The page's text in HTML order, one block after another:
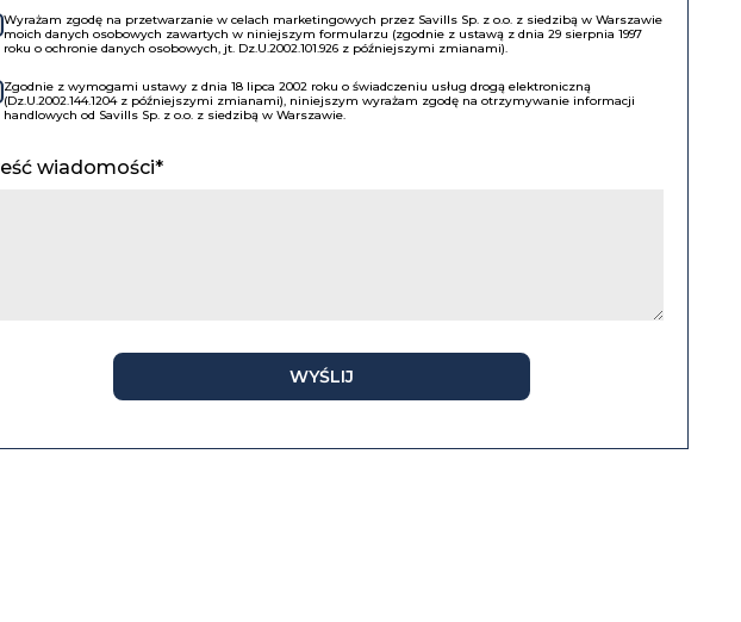
Wyrażam zgodę na przetwarzanie w celach marketingowych przez Savills Sp. z o.o. z siedzibą w Warszawie
moich danych osobowych zawartych w niniejszym formularzu (zgodnie z ustawą z dnia 29 sierpnia 1997
roku o ochronie danych osobowych, jt. Dz.U.2002.101.926 z późniejszymi zmianami).
Zgodnie z wymogami ustawy z dnia 18 lipca 2002 roku o świadczeniu usług drogą elektroniczną
(Dz.U.2002.144.1204 z późniejszymi zmianami), niniejszym wyrażam zgodę na otrzymywanie informacji
handlowych od Savills Sp. z o.o. z siedzibą w Warszawie.
wiadomości*
WYŚLIJ